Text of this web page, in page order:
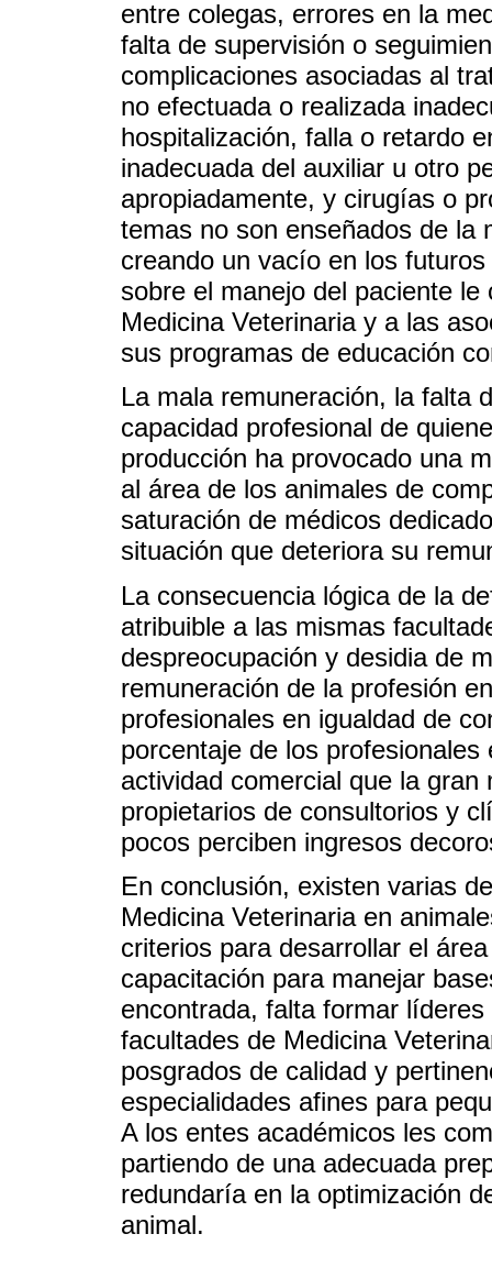
entre colegas, errores en la
falta de supervisión o
complicaciones asociadas al
no efectuada o realizada
hospitalización, falla o retardo
inadecuada del auxiliar u otro
apropiadamente, y cirugías o
temas no son enseñados de la
creando un vacío en los
sobre el manejo del paciente
Medicina Veterinaria y a las
sus programas de educación
La mala remuneración, la falta
capacidad profesional de
producción ha provocado una
al área de los animales de
saturación de médicos
situación que deteriora su
La consecuencia lógica de la
atribuible a las mismas
despreocupación y desidia de
remuneración de la profesión
profesionales en igualdad de
porcentaje de los
actividad comercial que la
propietarios de consultorios y
pocos perciben ingresos
En conclusión, existen varias
Medicina Veterinaria en
criterios para desarrollar el
capacitación para manejar
encontrada, falta formar
facultades de Medicina
posgrados de calidad y
especialidades afines para
A los entes académicos les
partiendo de una adecuada
redundaría en la optimización
animal.